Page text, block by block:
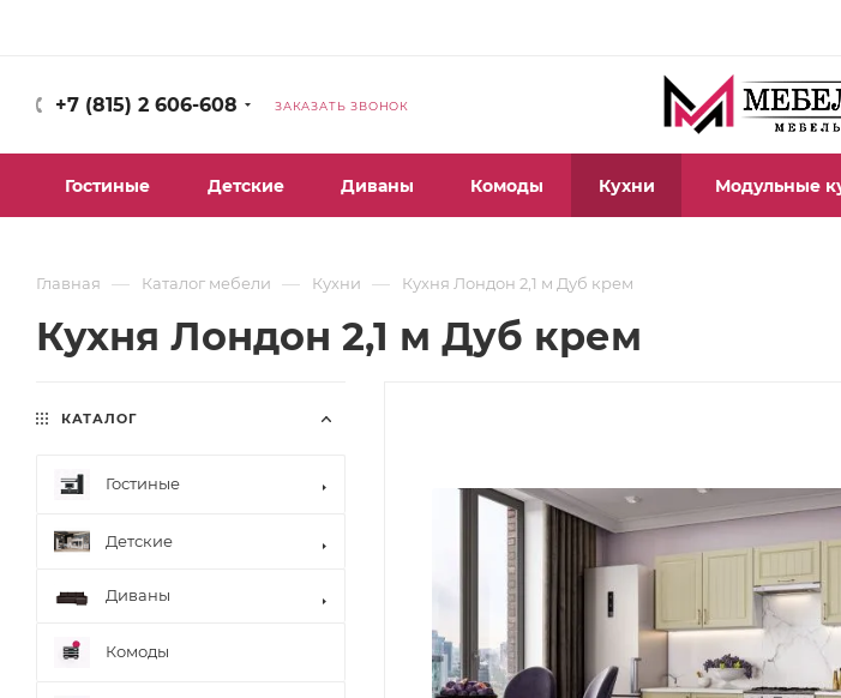
+7 (815) 2 606-608 ЗАКАЗАТЬ ЗВОНОК
Гостиные Детские Диваны Комоды Кухни Модульные
Главная — Каталог мебели — Кухни — Кухня Лондон 2,1 м Дуб крем
Кухня Лондон 2,1 м Дуб крем
КАТАЛОГ
Гостиные
Детские
Диваны
Комоды